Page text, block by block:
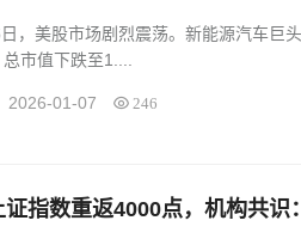
，美股市场剧烈震荡。新能源汽车巨
市值下跌至1....
2026-01-07 246
证指数重返4000点，机构共识